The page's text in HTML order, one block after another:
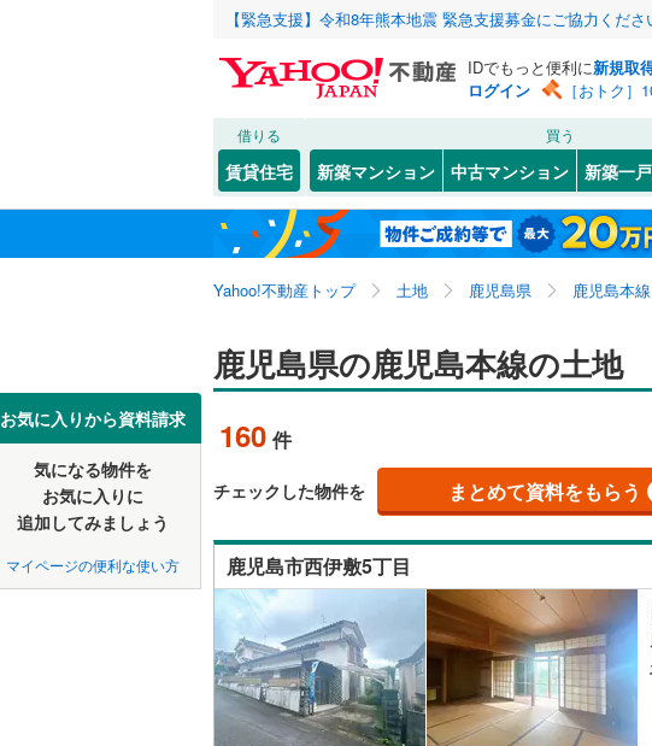
【緊急支援】令和8年熊本地震 緊急支援募金にご協力くださ
IDでもっと便利に新規取
ログイン
［おトク
借りる
賃貸住宅
買う
新築マンション 中古マンション 新築一
Yahoo!不動産トップ 土地 鹿児島県 鹿児島本線
お気に入りから資料請求
気になる物件を
お気に入りに
追加してみましょう
マイページの便利な使い方
鹿児島県の鹿児島本線の土地
160 件
チェックした物件を まとめて資料をもらう
鹿児島市西伊敷5丁目
北海道 北海道
東北 青森 岩手
関東 東京 神奈川
信越・北陸 新潟 長野
近畿 大阪 兵庫
中国 鳥取 島根
四国 徳島 香川
九州・沖縄 福岡 佐賀
鹿児島市(643)
阿久根市(0)
西之表市
0
日置市(10)
いちき串木野市(0)
姶良市(9)
肝属郡南大隅町(0)
熊毛郡南種子町(0)
大島郡宇検村(0)
JR 鹿児島本線(160)
日豊本線(131)
九州新幹線(103)
(0) (0) (0)
103 ) (46)
こだわり条件 配置、向き、建ち方、日当
前道6m以上（50）
平坦地（34）
更地渡し（40）
最寄りの駅が始発駅 （
オンライン内見(相談)
（152）
オンライン対応とは？
この検索
鹿児